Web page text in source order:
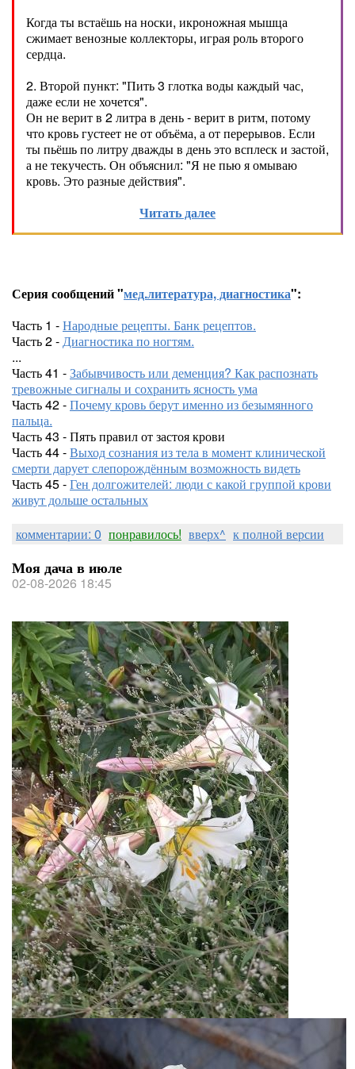
Когда ты встаёшь на носки, икроножная мышца
сжимает венозные коллекторы, играя роль второго
сердца.
2. Второй пункт: "Пить 3 глотка воды каждый час,
даже если не хочется".
Он не верит в 2 литра в день - верит в ритм, потому
что кровь густеет не от объёма, а от перерывов. Если
ты пьёшь по литру дважды в день это всплеск и застой,
а не текучесть. Он объяснил: "Я не пью я омываю
кровь. Это разные действия".
Читать далее
Серия сообщений "мед.литература, диагностика":
Часть 1 -Народные рецепты. Банк рецептов.
Часть 2 -Диагностика по ногтям.
...
Часть 41 -Забывчивость или деменция? Как распознать
тревожные сигналы и сохранить ясность ума
Часть 42 -Почему кровь берут именно из безымянного
пальца.
Часть 43 - Пять правил от застоя крови
Часть 44 -Выход сознания из тела в момент клинической
смерти дарует слепорождённым возможность видеть
Часть 45 -Ген долгожителей: люди с какой группой крови
живут дольше остальных
комментарии: 0 понравилось! вверх^ к полной версии
Моя дача в июле
02-08-2026 18:45